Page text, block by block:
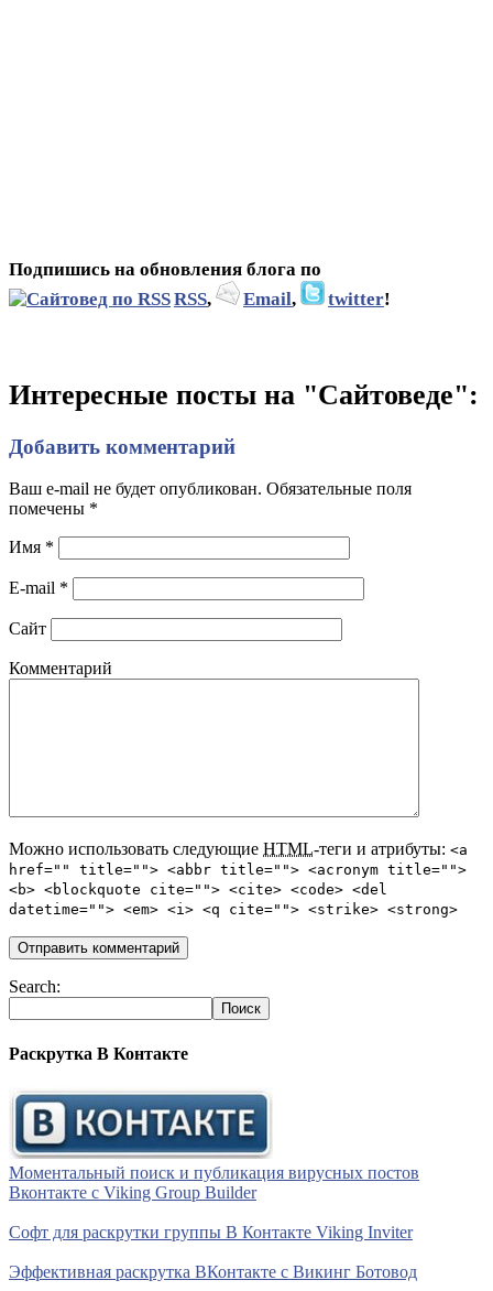
Подпишись на обновления блога по
RSS, Email, twitter!
Интересные посты на "Сайтоведе":
Добавить комментарий
Ваш e-mail не будет опубликован. Обязательные поля
помечены *
Имя *
E-mail *
Сайт
Комментарий
Можно использовать следующие HTML-теги и атрибуты: <a
href="" title=""> <abbr title=""> <acronym title="">
<b> <blockquote cite=""> <cite> <code> <del
datetime=""> <em> <i> <q cite=""> <strike> <strong>
Search:
Раскрутка В Контакте
Моментальный поиск и публикация вирусных постов
Вконтакте с Viking Group Builder
Софт для раскрутки группы В Контакте Viking Inviter
Эффективная раскрутка ВКонтакте с Викинг Ботовод